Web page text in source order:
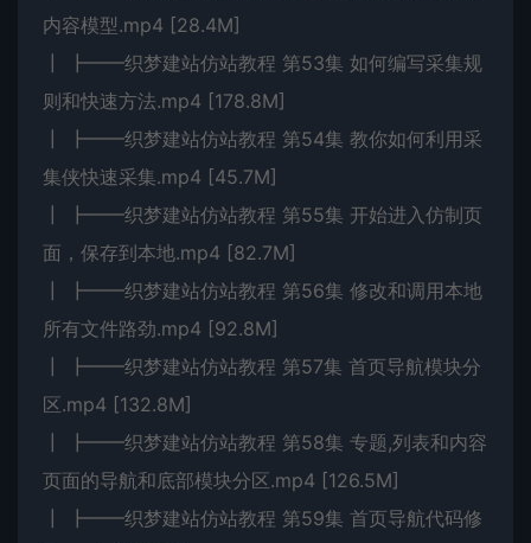
内容模型.mp4 [28.4M]
┃ ┣━━织梦建站仿站教程 第53集 如何编写采集规
则和快速方法.mp4 [178.8M]
┃ ┣━━织梦建站仿站教程 第54集 教你如何利用采
集侠快速采集.mp4 [45.7M]
┃ ┣━━织梦建站仿站教程 第55集 开始进入仿制页
面，保存到本地.mp4 [82.7M]
┃ ┣━━织梦建站仿站教程 第56集 修改和调用本地
所有文件路劲.mp4 [92.8M]
┃ ┣━━织梦建站仿站教程 第57集 首页导航模块分
区.mp4 [132.8M]
┃ ┣━━织梦建站仿站教程 第58集 专题,列表和内容
页面的导航和底部模块分区.mp4 [126.5M]
┃ ┣━━织梦建站仿站教程 第59集 首页导航代码修